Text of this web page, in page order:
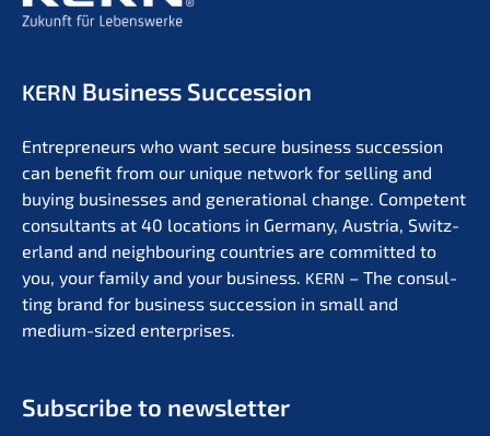
KERN Business Succession
Entre­pre­neurs who want secure business succes­si­on
can benefit from our unique network for selling and
buying businesses and genera­tio­nal change. Compe­tent
consul­tants at 40 locati­ons in Germa­ny, Austria, Switz­
er­land and neigh­bou­ring count­ries are commit­ted to
you, your family and your business. KERN – The consul­
ting brand for business succes­si­on in small and
medium-sized enterprises.
Subscri­be to newsletter